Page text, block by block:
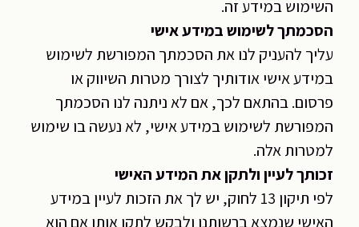
השימוש במידע זה.
הסכמתך לשימוש במידע אישי
עליך להעניק לנו את הסכמתך המפורשת לשימוש
במידע אישי אודותיך לצורך מטרות השיווק או
פרסום. בהתאם לכך, אם לא ניתנה לנו הסכמתך
המפורשת לשימוש במידע אישי, לא נעשה בו שימוש
למטרות אלה.
זכותך לעיין ולתקן את המידע האישי
לפי תיקון 13 לחוק, יש לך את הזכות לעיין במידע
האישי שנמצא ברשותנו ולבקש לתקן אותו אם הוא